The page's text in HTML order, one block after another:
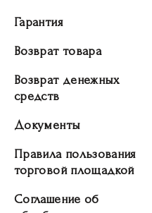
Гарантия
Возврат товара
Возврат денежных
средств
Документы
Правила пользования
торговой площадкой
Соглашение об